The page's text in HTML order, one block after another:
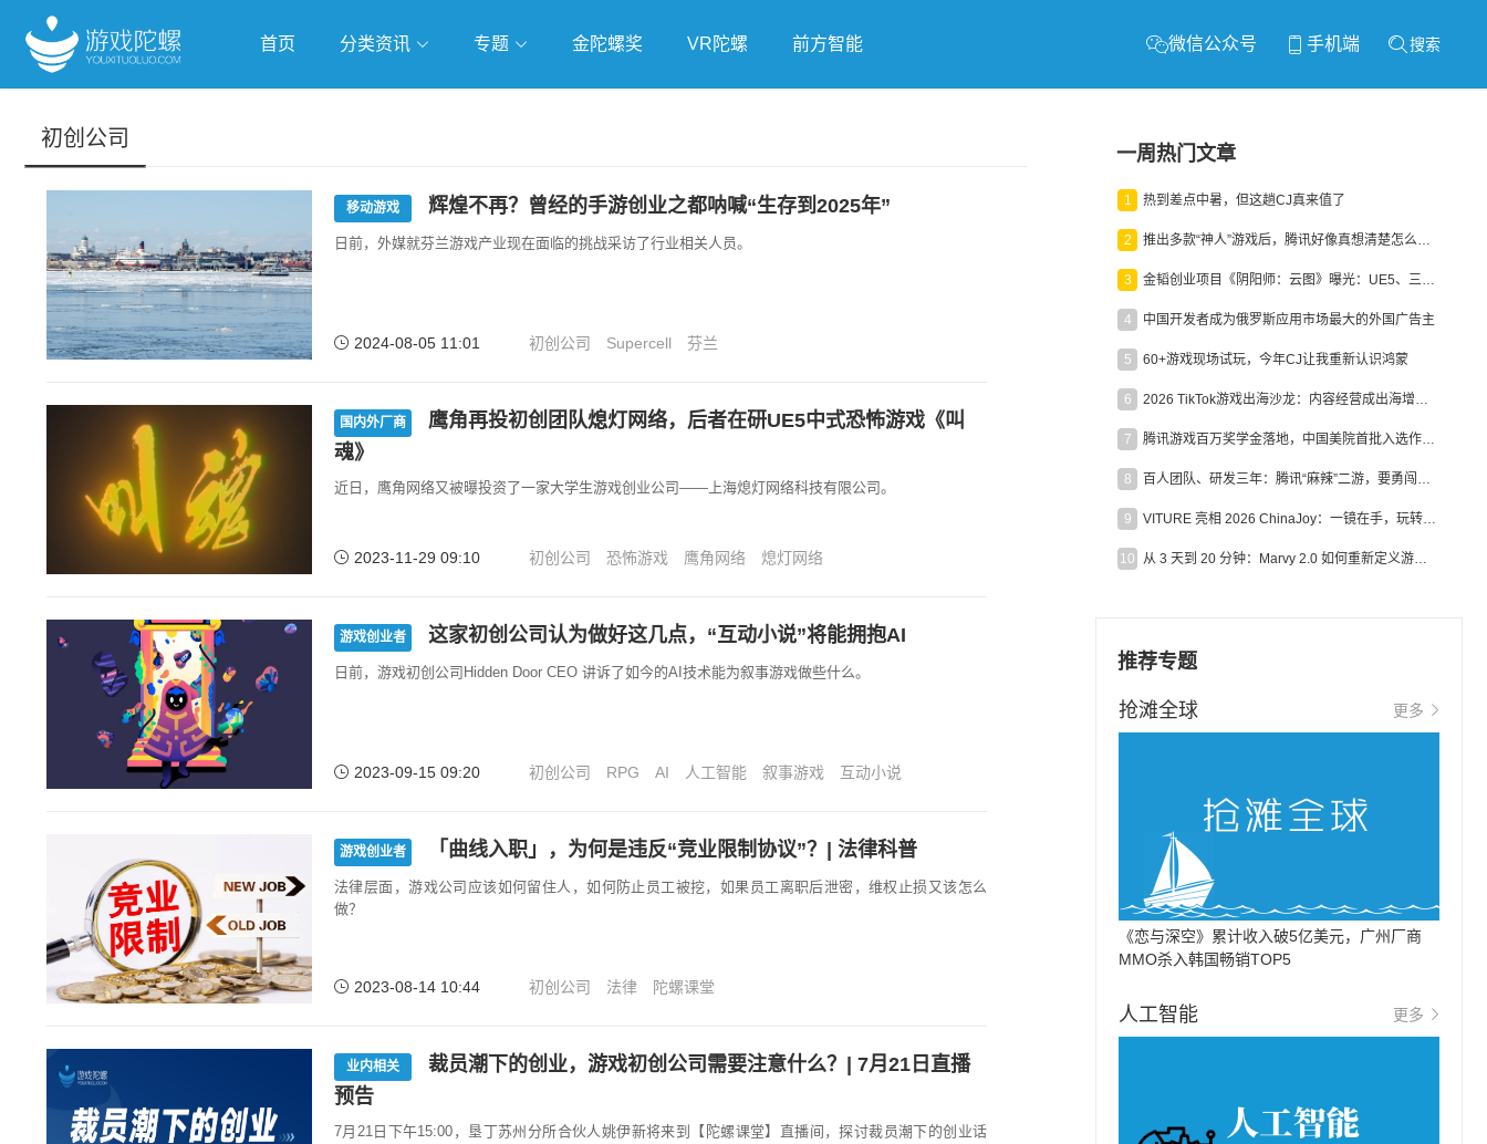
首页 分类资讯 专题 金陀螺奖 VR陀螺 前方智能 微信公众号 手机端 搜索
初创公司
移动游戏 辉煌不再？曾经的手游创业之都呐喊“生存到2025年”
日前，外媒就芬兰游戏产业现在面临的挑战采访了行业相关人员。
2024-08-05 11:01 初创公司 Supercell 芬兰
国内外厂商
鹰角再投初创团队熄灯网络，后者在研UE5中式恐怖游戏《叫
魂》
近日，鹰角网络又被曝投资了一家大学生游戏创业公司——上海熄灯网络科技有限公司。
2023-11-29 09:10 初创公司 恐怖游戏 鹰角网络 熄灯网络
游戏创业者 这家初创公司认为做好这几点，“互动小说”将能拥抱AI
日前，游戏初创公司Hidden Door CEO 讲诉了如今的AI技术能为叙事游戏做些什么。
2023-09-15 09:20 初创公司 RPG AI 人工智能 叙事游戏 互动小说
游戏创业者 「曲线入职」，为何是违反“竞业限制协议”？| 法律科普
法律层面，游戏公司应该如何留住人，如何防止员工被挖，如果员工离职后泄密，维权止损又该怎么
做？
2023-08-14 10:44 初创公司 法律 陀螺课堂
业内相关
裁员潮下的创业，游戏初创公司需要注意什么？| 7月21日直播
预告
7月21日下午15:00，垦丁苏州分所合伙人姚伊新将来到【陀螺课堂】直播间，探讨裁员潮下的创业话
一周热门文章
1 热到差点中暑，但这趟CJ真来值了
2 推出多款“神人”游戏后，腾讯好像真想清楚怎么做二次元了
3 金韬创业项目《阴阳师：云图》曝光：UE5、三端互通、ARPG
4 中国开发者成为俄罗斯应用市场最大的外国广告主
5 60+游戏现场试玩，今年CJ让我重新认识鸿蒙
6 2026 TikTok游戏出海沙龙：内容经营成出海增长新引擎
7 腾讯游戏百万奖学金落地，中国美院首批入选作品获业内关注
8 百人团队、研发三年：腾讯“麻辣”二游，要勇闯男性恋爱市场
9 VITURE 亮相 2026 ChinaJoy：一镜在手，玩转全场！
10 从 3 天到 20 分钟：Marvy 2.0 如何重新定义游戏出海营销效率？
推荐专题
抢滩全球 更多
《恋与深空》累计收入破5亿美元，广州厂商
MMO杀入韩国畅销TOP5
人工智能 更多